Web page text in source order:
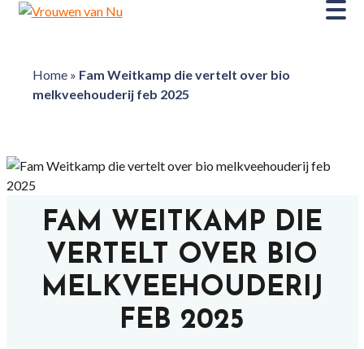
Home» Fam Weitkamp die vertelt over bio
melkveehouderij feb 2025
FAM WEITKAMP DIE
VERTELT OVER BIO
MELKVEEHOUDERIJ
FEB 2025